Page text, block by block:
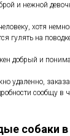
и нежной
хотя
гулять на
добрый и
удаленно,
сообщу в
собаки